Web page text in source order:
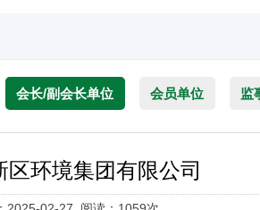
会长/副会长单位 会员单位 监
区环境集团有限公司